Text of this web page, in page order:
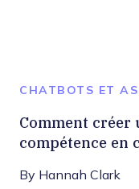
CHATBOTS ET
Comment créer
compétence en
By Hannah Clark